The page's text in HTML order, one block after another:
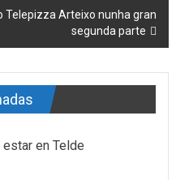
Telepizza Arteixo nunha gran
segunda parte
estar en Telde